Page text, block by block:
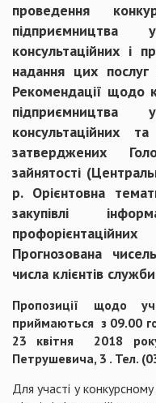
проведення
консультаційних і
надання цих
Рекомендації щодо
консультаційних
затверджених
зайнятості
р. Орієнтовна
закупівлі
Прогнозована
числа клієнтів
Пропозиції щодо
приймаються з 09.00
23 квітня 2018
Петрушевича, 3 . Тел.
Для участі у